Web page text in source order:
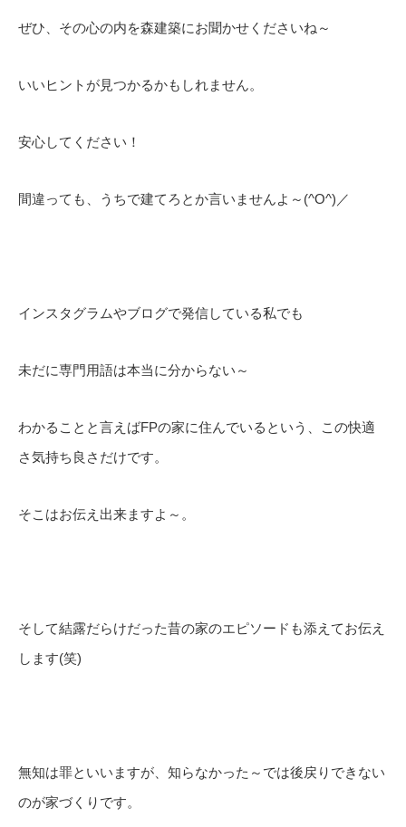
ぜひ、その心の内を森建築にお聞かせくださいね～
いいヒントが見つかるかもしれません。
安心してください！
間違っても、うちで建てろとか言いませんよ～(^O^)／
インスタグラムやブログで発信している私でも
未だに専門用語は本当に分からない～
わかることと言えばFPの家に住んでいるという、この快適
さ気持ち良さだけです。
そこはお伝え出来ますよ～。
そして結露だらけだった昔の家のエピソードも添えてお伝え
します(笑)
無知は罪といいますが、知らなかった～では後戻りできない
のが家づくりです。